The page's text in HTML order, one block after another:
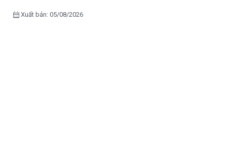
calendar_month Xuất bản: 05/08/2026